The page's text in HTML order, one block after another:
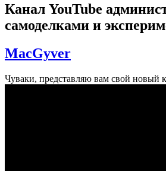
Канал YouTube
самоделками и
MacGyver
Чуваки, представляю вам свой новый